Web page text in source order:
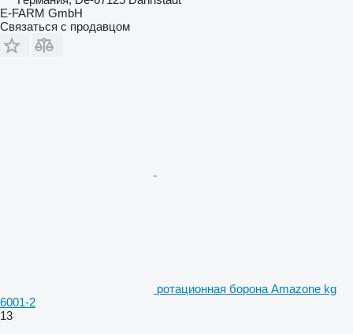
E-FARM GmbH
Связаться с продавцом
ротационная борона Amazone kg
6001-2
13